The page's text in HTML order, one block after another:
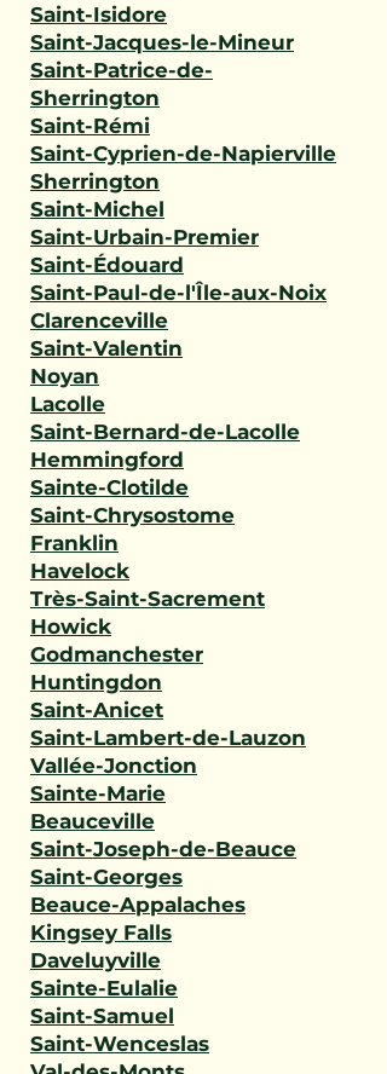
Saint-Isidore
Saint-Jacques-le-Mineur
Saint-Patrice-de-
Sherrington
Saint-Rémi
Saint-Cyprien-de-Napierville
Sherrington
Saint-Michel
Saint-Urbain-Premier
Saint-Édouard
Saint-Paul-de-l'Île-aux-Noix
Clarenceville
Saint-Valentin
Noyan
Lacolle
Saint-Bernard-de-Lacolle
Hemmingford
Sainte-Clotilde
Saint-Chrysostome
Franklin
Havelock
Très-Saint-Sacrement
Howick
Godmanchester
Huntingdon
Saint-Anicet
Saint-Lambert-de-Lauzon
Vallée-Jonction
Sainte-Marie
Beauceville
Saint-Joseph-de-Beauce
Saint-Georges
Beauce-Appalaches
Kingsey Falls
Daveluyville
Sainte-Eulalie
Saint-Samuel
Saint-Wenceslas